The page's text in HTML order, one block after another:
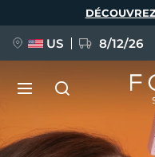
US 8/12/26
NOUVEAU